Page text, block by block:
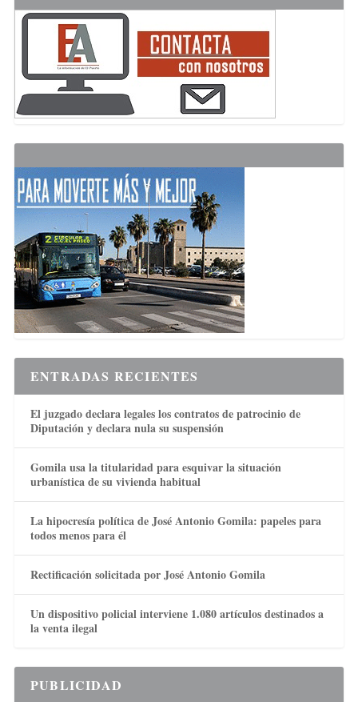
ENTRADAS RECIENTES
El juzgado declara legales los contratos de patrocinio de
Diputación y declara nula su suspensión
Gomila usa la titularidad para esquivar la situación
urbanística de su vivienda habitual
La hipocresía política de José Antonio Gomila: papeles para
todos menos para él
Rectificación solicitada por José Antonio Gomila
Un dispositivo policial interviene 1.080 artículos destinados a
la venta ilegal
PUBLICIDAD